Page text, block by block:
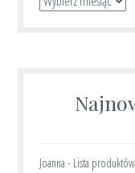
Joanna - Lista